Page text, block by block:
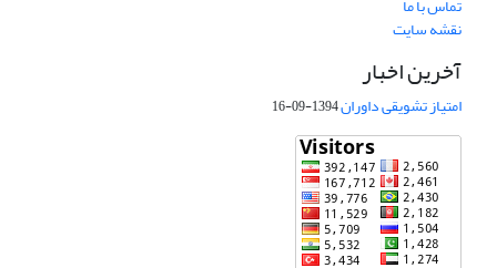
نقشه سایت
آخرین اخبار
امتیاز تشویقی داوران1394-09-16